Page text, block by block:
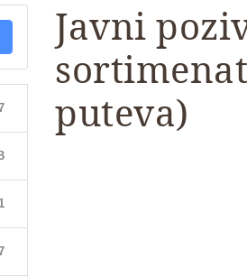
1
Javni
puteva)